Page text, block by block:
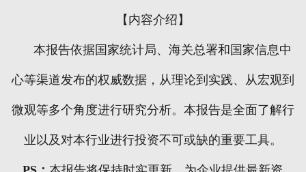
【内容介绍】
本报告依据国家统计局、海关总署和国家信息中
心等渠道发布的权威数据，从理论到实践、从宏观到
微观等多个角度进行研究分析。本报告是全面了解行
业以及对本行业进行投资不可或缺的重要工具。